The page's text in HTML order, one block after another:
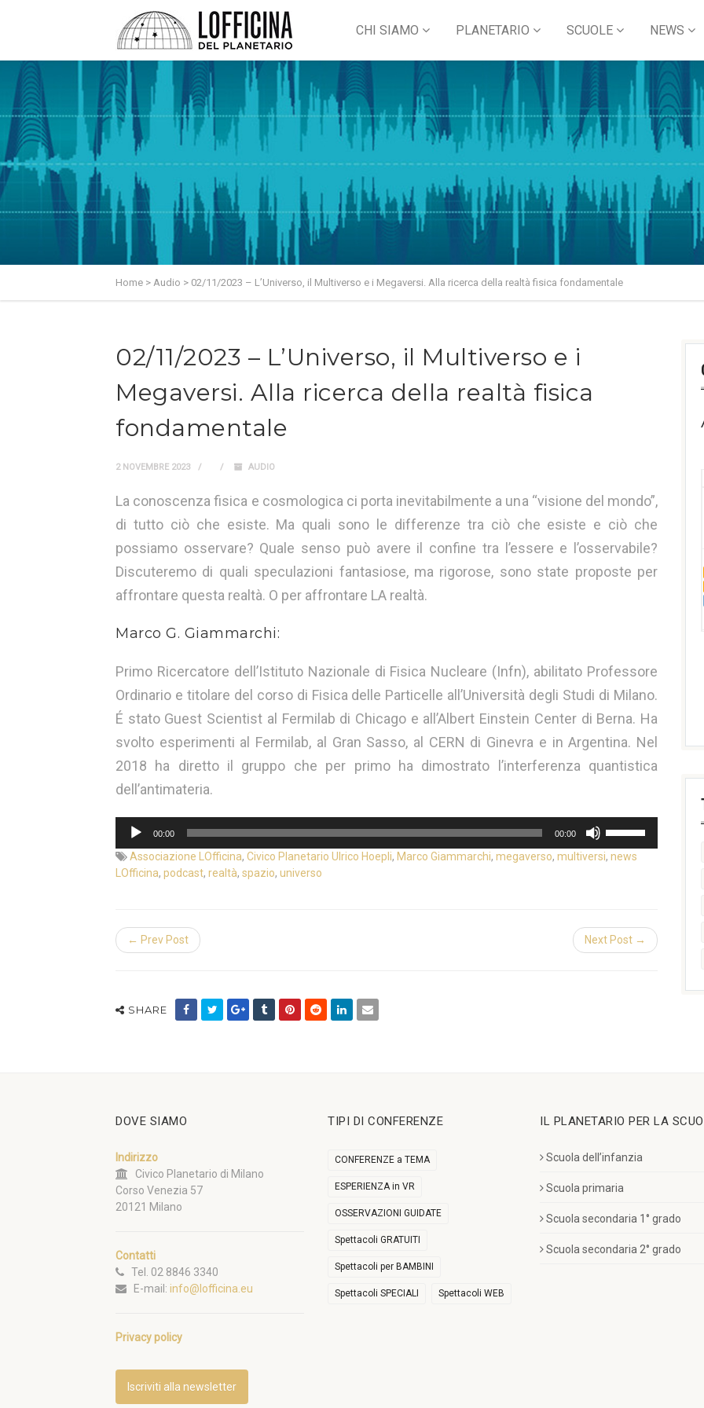
CHI SIAMO PLANETARIO SCUOLE NEWS
Home > Audio > 02/11/2023 – L’Universo, il Multiverso e i Megaversi. Alla ricerca della realtà fisica fondamentale
02/11/2023 – L’Universo, il Multiverso e i
Megaversi. Alla ricerca della realtà fisica
fondamentale
2 NOVEMBRE 2023 AUDIO
La conoscenza fisica e cosmologica ci porta inevitabilmente a una “visione del mondo”,
di tutto ciò che esiste. Ma quali sono le differenze tra ciò che esiste e ciò che
possiamo osservare? Quale senso può avere il confine tra l’essere e l’osservabile?
Discuteremo di quali speculazioni fantasiose, ma rigorose, sono state proposte per
affrontare questa realtà. O per affrontare LA realtà.
Marco G. Giammarchi:
Primo Ricercatore dell’Istituto Nazionale di Fisica Nucleare (Infn), abilitato Professore
Ordinario e titolare del corso di Fisica delle Particelle all’Università degli Studi di Milano.
É stato Guest Scientist al Fermilab di Chicago e all’Albert Einstein Center di Berna. Ha
svolto esperimenti al Fermilab, al Gran Sasso, al CERN di Ginevra e in Argentina. Nel
2018 ha diretto il gruppo che per primo ha dimostrato l’interferenza quantistica
dell’antimateria.
Audio
Player
00:00 00:00
tasti
o
diminuire
Associazione LOfficina, Civico Planetario Ulrico Hoepli, Marco Giammarchi, megaverso, multiversi, news
LOfficina, podcast, realtà, spazio, universo
← Prev Post Next Post →
SHARE
DOVE SIAMO
Indirizzo
Civico Planetario di Milano
Corso Venezia 57
20121 Milano
Contatti
Tel. 02 8846 3340
E-mail: info@lofficina.eu
Privacy policy
Iscriviti alla newsletter
TIPI DI CONFERENZE
CONFERENZE a TEMA
ESPERIENZA in VR
OSSERVAZIONI GUIDATE
Spettacoli GRATUITI
Spettacoli per BAMBINI
Spettacoli SPECIALI Spettacoli WEB
IL PLANETARIO PER LA
Scuola dell’infanzia
Scuola primaria
Scuola secondaria 1° grado
Scuola secondaria 2° grado